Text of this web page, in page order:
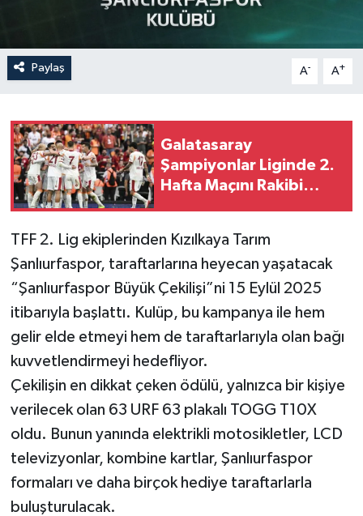
Paylaş A- A+
Galatasaray
Şampiyonlar Liginde 2.
Hafta Maçını Rakibi
TFF 2. Lig ekiplerinden Kızılkaya Tarım
Şanlıurfaspor, taraftarlarına heyecan yaşatacak
“Şanlıurfaspor Büyük Çekilişi”ni 15 Eylül 2025
itibarıyla başlattı. Kulüp, bu kampanya ile hem
gelir elde etmeyi hem de taraftarlarıyla olan bağı
kuvvetlendirmeyi hedefliyor.
Çekilişin en dikkat çeken ödülü, yalnızca bir kişiye
verilecek olan 63 URF 63 plakalı TOGG T10X
oldu. Bunun yanında elektrikli motosikletler, LCD
televizyonlar, kombine kartlar, Şanlıurfaspor
formaları ve daha birçok hediye taraftarlarla
buluşturulacak.